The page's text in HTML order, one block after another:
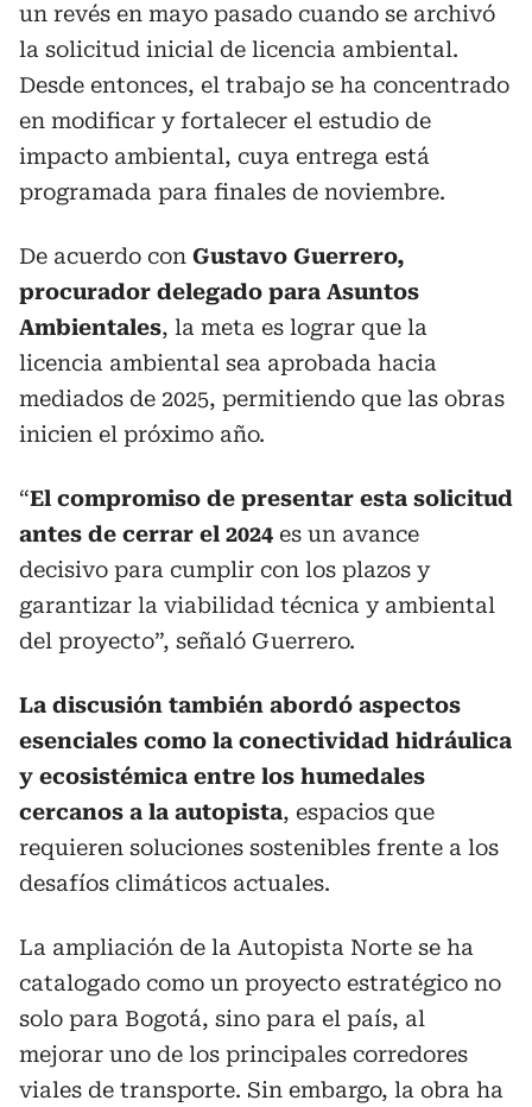
un revés en mayo pasado cuando se archivó
la solicitud inicial de licencia ambiental.
Desde entonces, el trabajo se ha concentrado
en modificar y fortalecer el estudio de
impacto ambiental, cuya entrega está
programada para finales de noviembre.
De acuerdo con Gustavo Guerrero,
procurador delegado para Asuntos
Ambientales, la meta es lograr que la
licencia ambiental sea aprobada hacia
mediados de 2025, permitiendo que las obras
inicien el próximo año.
“El compromiso de presentar esta solicitud
antes de cerrar el 2024 es un avance
decisivo para cumplir con los plazos y
garantizar la viabilidad técnica y ambiental
del proyecto”, señaló Guerrero.
La discusión también abordó aspectos
esenciales como la conectividad hidráulica
y ecosistémica entre los humedales
cercanos a la autopista, espacios que
requieren soluciones sostenibles frente a los
desafíos climáticos actuales.
La ampliación de la Autopista Norte se ha
catalogado como un proyecto estratégico no
solo para Bogotá, sino para el país, al
mejorar uno de los principales corredores
viales de transporte. Sin embargo, la obra ha